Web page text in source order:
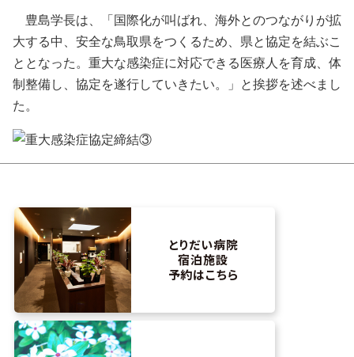
豊島学長は、「国際化が叫ばれ、海外とのつながりが拡
大する中、安全な鳥取県をつくるため、県と協定を結ぶこ
ととなった。重大な感染症に対応できる医療人を育成、体
制整備し、協定を遂行していきたい。」と挨拶を述べまし
た。
とりだい病院
宿泊施設
予約はこちら